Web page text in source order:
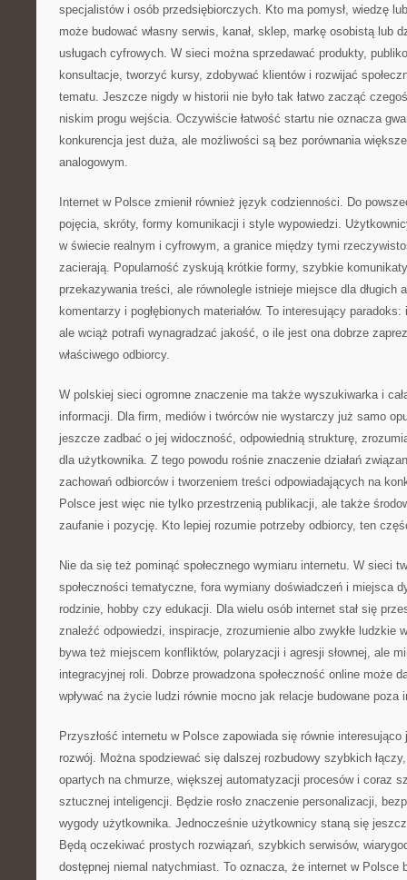
specjalistów i osób przedsiębiorczych. Kto ma pomysł, wiedzę
może budować własny serwis, kanał, sklep, markę osobistą lub
usługach cyfrowych. W sieci można sprzedawać produkty,
konsultacje, tworzyć kursy, zdobywać klientów i rozwijać
tematu. Jeszcze nigdy w historii nie było tak łatwo zacząć
niskim progu wejścia. Oczywiście łatwość startu nie oznacza
konkurencja jest duża, ale możliwości są bez porównania
analogowym.
Internet w Polsce zmienił również język codzienności. Do
pojęcia, skróty, formy komunikacji i style wypowiedzi.
w świecie realnym i cyfrowym, a granice między tymi
zacierają. Popularność zyskują krótkie formy, szybkie
przekazywania treści, ale równolegle istnieje miejsce dla długich
komentarzy i pogłębionych materiałów. To interesujący
ale wciąż potrafi wynagradzać jakość, o ile jest ona dobrze
właściwego odbiorcy.
W polskiej sieci ogromne znaczenie ma także wyszukiwarka i
informacji. Dla firm, mediów i twórców nie wystarczy już samo
jeszcze zadbać o jej widoczność, odpowiednią strukturę,
dla użytkownika. Z tego powodu rośnie znaczenie działań
zachowań odbiorców i tworzeniem treści odpowiadających na
Polsce jest więc nie tylko przestrzenią publikacji, ale także
zaufanie i pozycję. Kto lepiej rozumie potrzeby odbiorcy, ten
Nie da się też pominąć społecznego wymiaru internetu. W sieci
społeczności tematyczne, fora wymiany doświadczeń i miejsca
rodzinie, hobby czy edukacji. Dla wielu osób internet stał się
znaleźć odpowiedzi, inspiracje, zrozumienie albo zwykłe ludzkie
bywa też miejscem konfliktów, polaryzacji i agresji słownej, ale
integracyjnej roli. Dobrze prowadzona społeczność online może
wpływać na życie ludzi równie mocno jak relacje budowane poza
Przyszłość internetu w Polsce zapowiada się równie
rozwój. Można spodziewać się dalszej rozbudowy szybkich
opartych na chmurze, większej automatyzacji procesów i coraz
sztucznej inteligencji. Będzie rosło znaczenie personalizacji,
wygody użytkownika. Jednocześnie użytkownicy staną się
Będą oczekiwać prostych rozwiązań, szybkich serwisów,
dostępnej niemal natychmiast. To oznacza, że internet w Polsce